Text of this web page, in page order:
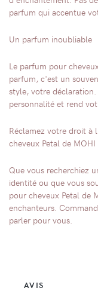
parfum qui accentue
Un parfum inoubliable
Le parfum pour
parfum, c'est un
style, votre
personnalité et rend
Réclamez votre droit à
cheveux Petal de
Que vous recherchiez
identité ou que vous
pour cheveux Petal de
enchanteurs.
parler pour vous.
AVIS